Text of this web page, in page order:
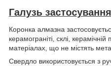
Галузь застосування
Коронка алмазна
керамограніті, склі, керамічній
матеріалах, що не містять
Свердло використовується з